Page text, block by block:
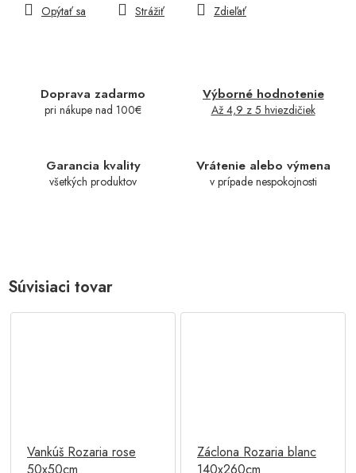
Doprava zadarmo
pri nákupe nad 100€
Výborné hodnotenie
Až 4,9 z 5 hviezdičiek
Garancia kvality
všetkých produktov
Vrátenie alebo výmena
v prípade nespokojnosti
Opýtať sa Strážiť Zdieľať
Súvisiaci tovar
Vankúš Rozaria rose
50x50cm
Záclona Rozaria blanc
140x260cm